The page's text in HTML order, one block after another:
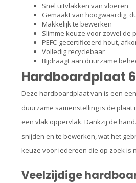
Snel uitvlakken van vloeren
Gemaakt van hoogwaardig,
Makkelijk te bewerken
Slimme keuze voor zowel de
PEFC-gecertificeerd hout,
Volledig recyclebaar
Bijdraagt aan duurzame
Hardboardplaat
Deze hardboardplaat van is een
duurzame samenstelling is de
een vlak oppervlak. Dankzij de
snijden en te bewerken, wat het
keuze voor iedereen die op zoek is
Veelzijdige h